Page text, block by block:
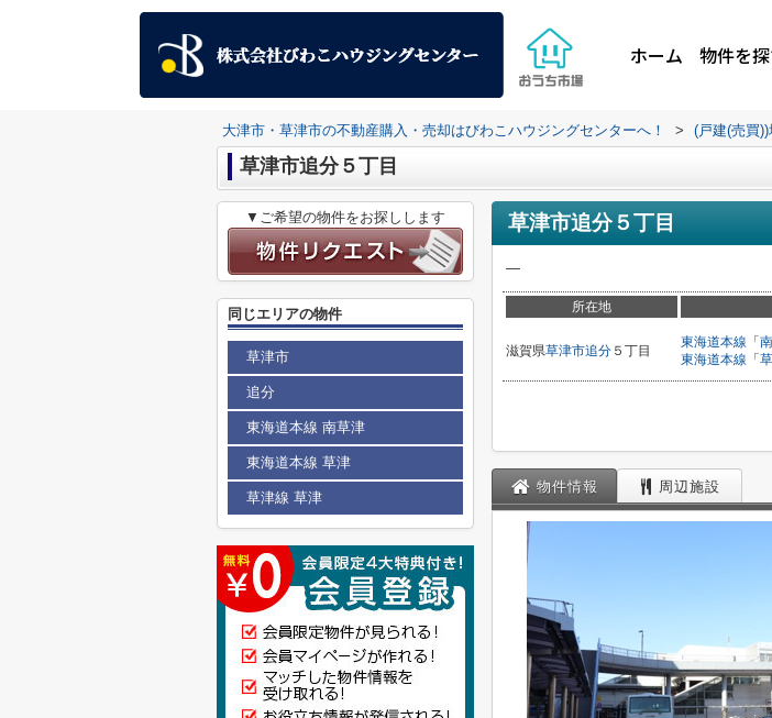
ホーム 物件を
大津市・草津市の不動産購入・売却はびわこハウジングセンターへ！ > (戸建(売買
草津市追分５丁目
草津市追分５丁目
―
所在地
滋賀県草津市追分 ５丁目
東海道本線 「
東海道本線 「
物件情報 周辺施設
▼ご希望の物件をお探しします
同じエリアの物件
草津市
追分
東海道本線 南草津
東海道本線 草津
草津線 草津